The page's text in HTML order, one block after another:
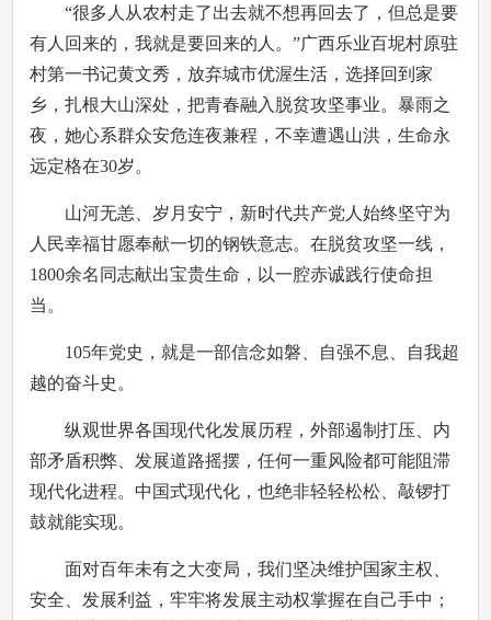
“很多人从农村走了出去就不想再回去了，但总是要
有人回来的，我就是要回来的人。”广西乐业百坭村原驻
村第一书记黄文秀，放弃城市优渥生活，选择回到家
乡，扎根大山深处，把青春融入脱贫攻坚事业。暴雨之
夜，她心系群众安危连夜兼程，不幸遭遇山洪，生命永
远定格在30岁。
山河无恙、岁月安宁，新时代共产党人始终坚守为
人民幸福甘愿奉献一切的钢铁意志。在脱贫攻坚一线，
1800余名同志献出宝贵生命，以一腔赤诚践行使命担
当。
105年党史，就是一部信念如磐、自强不息、自我超
越的奋斗史。
纵观世界各国现代化发展历程，外部遏制打压、内
部矛盾积弊、发展道路摇摆，任何一重风险都可能阻滞
现代化进程。中国式现代化，也绝非轻轻松松、敲锣打
鼓就能实现。
面对百年未有之大变局，我们坚决维护国家主权、
安全、发展利益，牢牢将发展主动权掌握在自己手中；